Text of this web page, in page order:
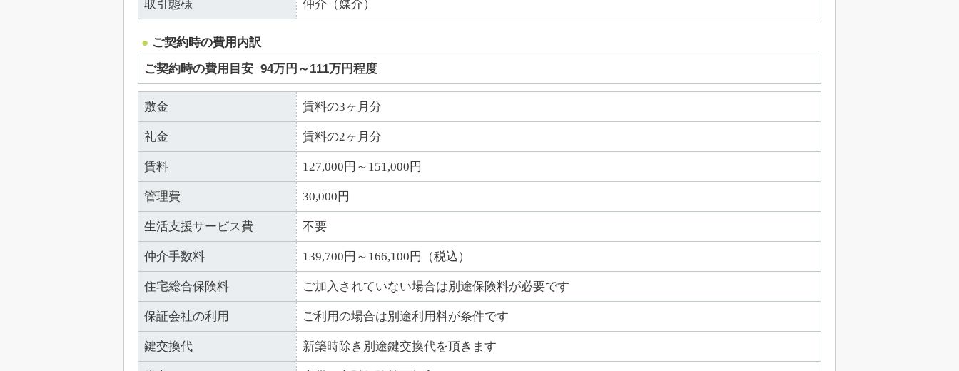
取引態様 仲介（媒介）
ご契約時の費用内訳
ご契約時の費用目安 94万円～111万円程度
敷金 賃料の3ヶ月分
礼金 賃料の2ヶ月分
賃料 127,000円～151,000円
管理費 30,000円
生活支援サービス費 不要
仲介手数料 139,700円～166,100円（税込）
住宅総合保険料 ご加入されていない場合は別途保険料が必要です
保証会社の利用 ご利用の場合は別途利用料が条件です
鍵交換代 新築時除き別途鍵交換代を頂きます